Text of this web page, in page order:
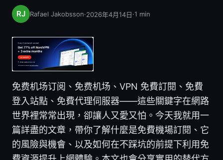
Rafael Jakobsson·2026年4月14日·1 min
免费机场订阅、免费机场、VPN 免費訂閱、免費
登入站點、免費代理伺服器——這些關鍵字在網路
世界裡常常出現，卻讓人又愛又怕。今天我就用一
篇詳盡的文章，帶你了解什麼是免費機場訂閱、它
的風險與機會、以及如何在不踩坑的前提下利用免